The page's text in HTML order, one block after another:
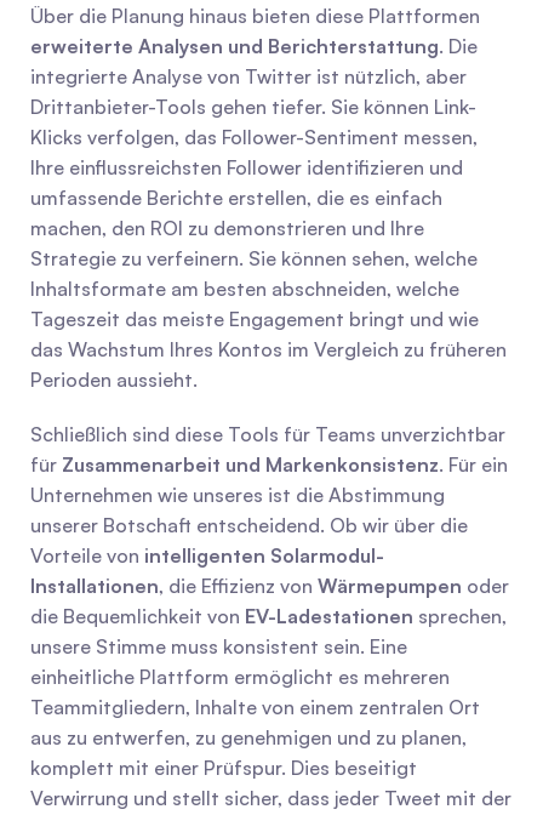
erweiterte Analysen und Berichterstattung. Die
integrierte Analyse von Twitter ist nützlich, aber
Drittanbieter-Tools gehen tiefer. Sie können Link-
Klicks verfolgen, das Follower-Sentiment messen,
Ihre einflussreichsten Follower identifizieren und
umfassende Berichte erstellen, die es einfach
machen, den ROI zu demonstrieren und Ihre
Strategie zu verfeinern. Sie können sehen, welche
Inhaltsformate am besten abschneiden, welche
Tageszeit das meiste Engagement bringt und wie
das Wachstum Ihres Kontos im Vergleich zu früheren
Perioden aussieht.
Schließlich sind diese Tools für Teams unverzichtbar
für Zusammenarbeit und Markenkonsistenz. Für ein
Unternehmen wie unseres ist die Abstimmung
unserer Botschaft entscheidend. Ob wir über die
Vorteile von intelligenten Solarmodul-
Installationen, die Effizienz von Wärmepumpen oder
die Bequemlichkeit von EV-Ladestationen sprechen,
unsere Stimme muss konsistent sein. Eine
einheitliche Plattform ermöglicht es mehreren
Teammitgliedern, Inhalte von einem zentralen Ort
aus zu entwerfen, zu genehmigen und zu planen,
komplett mit einer Prüfspur. Dies beseitigt
Verwirrung und stellt sicher, dass jeder Tweet mit der